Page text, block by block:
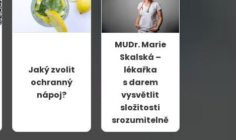
Jaký zvolit
ochranný
nápoj?
MUDr. Marie
Skalská –
lékařka
s darem
vysvětlit
složitosti
srozumitelně